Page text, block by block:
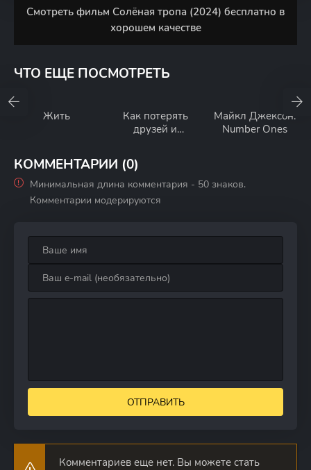
Смотреть фильм Солёная тропа (2024) бесплатно в
хорошем качестве
ЧТО ЕЩЕ ПОСМОТРЕТЬ
Жить
Как потерять
друзей и
тебя ненавидеть
Майкл Джексон:
Number Ones
КОММЕНТАРИИ (0)
Минимальная длина комментария - 50 знаков.
Комментарии модерируются
ОТПРАВИТЬ
Комментариев еще нет. Вы можете стать